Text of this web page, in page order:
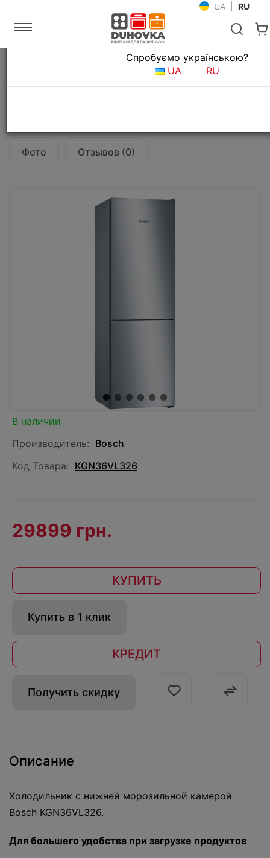
UA RU
Крупная бытовая техника Холодильники
Холодильник Bosch KGN36VL326
Фото Отзывов (0)
Язык магазина
Спробуємо українською?
UA
RU
В наличии
Производитель: Bosch
Код Товара: KGN36VL326
29899 грн.
КУПИТЬ
Купить в 1 клик
КРЕДИТ
Получить скидку
Описание
Холодильник с нижней морозильной камерой
Bosch KGN36VL326.
Для большего удобства при загрузке продуктов